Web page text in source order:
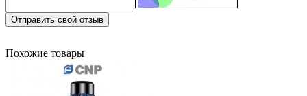
Отправить свой отзыв
Похожие товары